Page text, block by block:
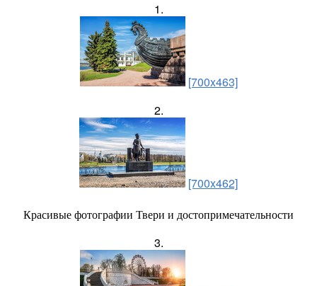
1.
[700x463]
2.
[700x462]
Красивые фотографии Твери и достопримечательности
3.